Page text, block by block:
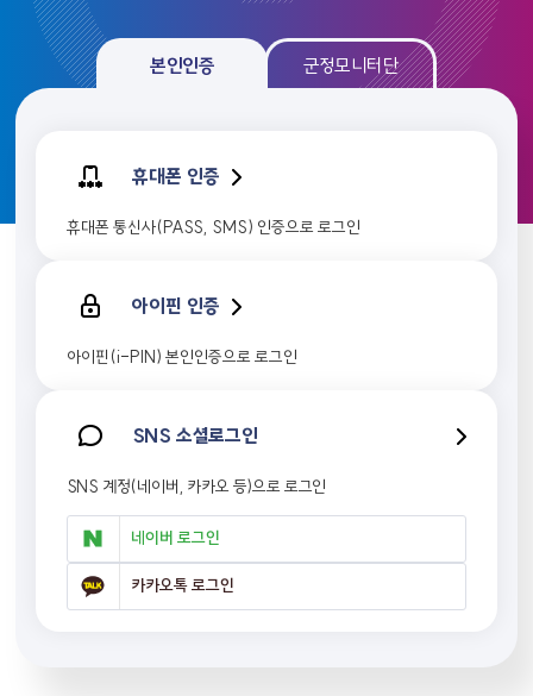
본인인증 군정모니터단
휴대폰 인증
휴대폰 통신사(PASS, SMS) 인증으로 로그인
아이핀 인증
아이핀(i-PIN) 본인인증으로 로그인
SNS 소셜로그인
SNS 계정(네이버, 카카오 등)으로 로그인
네이버 로그인
카카오톡 로그인